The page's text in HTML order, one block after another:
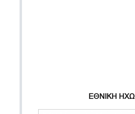
ΕΘΝΙΚΗ ΗΧΩ